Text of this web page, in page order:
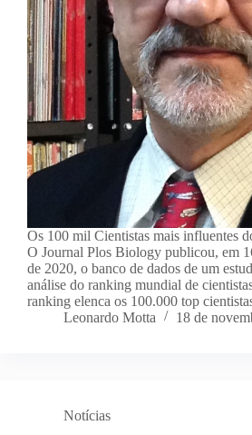
Os 100 mil Cientistas mais influentes
O Journal Plos Biology publicou, em
de 2020, o banco de dados de um
análise do ranking mundial de
ranking elenca os 100.000 top
Leonardo Motta
18 de
Notícias